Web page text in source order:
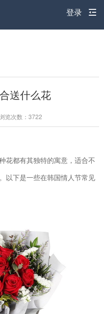
登录
送什么花
次数：3722
花都有其独特的寓意，适合不
以下是一些在韩国情人节常见